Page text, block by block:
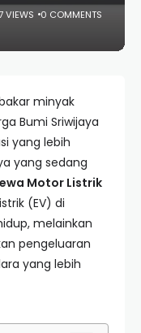
VIEWS 0 COMMENTS
minyak
Bumi Sriwijaya
yang lebih
yang sedang
Motor Listrik
(EV) di
melainkan
pengeluaran
yang lebih